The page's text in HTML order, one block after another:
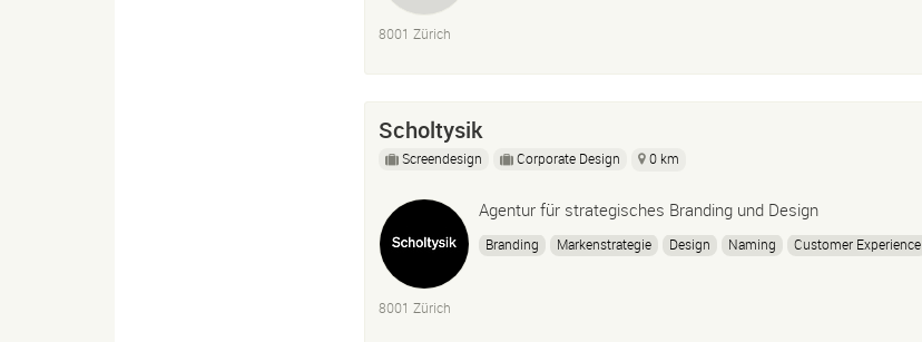
8001 Zürich
Scholtysik
Screendesign Corporate Design 0 km
Agentur für strategisches Branding und Design
Branding Markenstrategie Design Naming Customer Experience
8001 Zürich